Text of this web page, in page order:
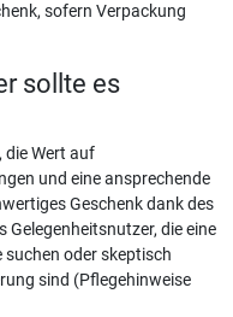
sofern Verpackung
sollte es
die Wert auf
und eine ansprechende
Geschenk dank des
Gelegenheitsnutzer, die eine
oder skeptisch
sind (Pflegehinweise